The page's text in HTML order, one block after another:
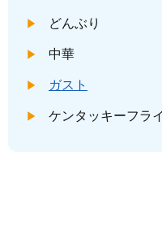
どんぶり
中華
ガスト
ケンタッキーフラ